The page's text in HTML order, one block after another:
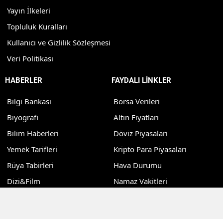
Yayın İlkeleri
Topluluk Kuralları
Kullanıcı ve Gizlilik Sözleşmesi
Veri Politikası
HABERLER
Bilgi Bankası
Biyografi
Bilim Haberleri
Yemek Tarifleri
Rüya Tabirleri
Dizi&Film
FAYDALI LİNKLER
Borsa Verileri
Altın Fiyatları
Döviz Piyasaları
Kripto Para Piyasaları
Hava Durumu
Namaz Vakitleri